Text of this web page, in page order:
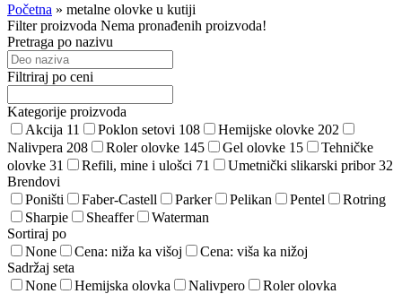
Početna » metalne olovke u kutiji
Filter proizvoda Nema pronađenih proizvoda!
Pretraga po nazivu
Filtriraj po ceni
Kategorije proizvoda
Akcija 11 Poklon setovi 108 Hemijske olovke 202
Nalivpera 208 Roler olovke 145 Gel olovke 15
Tehničke
olovke 31 Refili, mine i ulošci 71 Umetnički slikarski pribor32
Brendovi
Poništi
Faber-Castell Parker Pelikan Pentel
Rotring
Sharpie
Sheaffer
Waterman
Sortiraj po
None
Cena: niža ka višoj
Cena: viša ka nižoj
Sadržaj seta
None
Hemijska olovka Nalivpero
Roler olovka